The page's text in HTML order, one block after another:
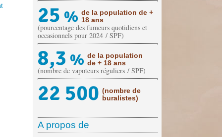
25 % de la population de +
18 ans
(pourcentage des fumeurs quotidiens et
occasionnels pour 2024 / SPF)
8,3 % de la population
de + 18 ans
(nombre de vapoteurs réguliers / SPF)
22 500 (nombre de
buralistes)
A propos de